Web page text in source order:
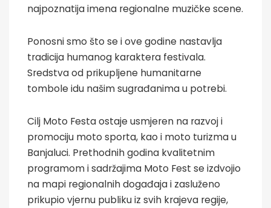
najpoznatija imena regionalne muzičke scene.
Ponosni smo što se i ove godine nastavlja
tradicija humanog karaktera festivala.
Sredstva od prikupljene humanitarne
tombole idu našim sugrađanima u potrebi.
Cilj Moto Festa ostaje usmjeren na razvoj i
promociju moto sporta, kao i moto turizma u
Banjaluci. Prethodnih godina kvalitetnim
programom i sadržajima Moto Fest se izdvojio
na mapi regionalnih događaja i zasluženo
prikupio vjernu publiku iz svih krajeva regije,